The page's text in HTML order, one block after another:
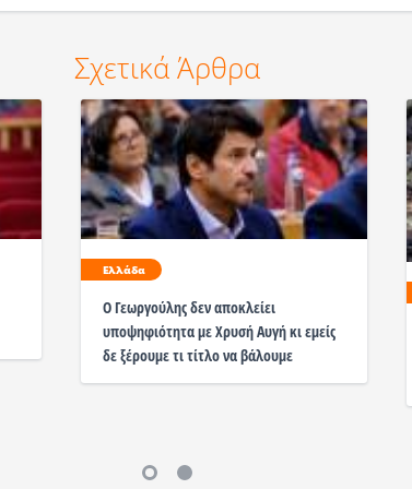
Σχετικά Άρθρα
Ελλάδα
Ο Γεωργούλης δεν αποκλείει
υποψηφιότητα με Χρυσή Αυγή κι εμείς
δε ξέρουμε τι τίτλο να βάλουμε